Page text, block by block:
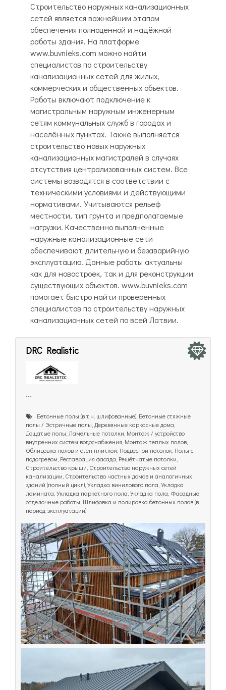
Строительство наружных канализационных
сетей является важнейшим этапом
обеспечения полноценной и надёжной
работы здания. На платформе
www.buvnieks.com можно найти
специалистов по строительству
канализационных сетей для жилых,
коммерческих и общественных объектов.
Работы включают подключение к
магистральным наружным инженерным
сетям коммунальных служб в городах и
населённых пунктах. Также выполняется
строительство новых наружных
канализационных магистралей в случаях
отсутствия централизованных систем. Все
системы возводятся в соответствии с
техническими условиями и действующими
нормативами. Учитываются рельеф
местности, тип грунта и предполагаемые
нагрузки. Качественно выполненные
наружные канализационные сети
обеспечивают длительную и безаварийную
эксплуатацию. Данные работы актуальны
как для новостроек, так и для реконструкции
существующих объектов. www.buvnieks.com
помогает быстро найти проверенных
специалистов по строительству наружных
канализационных сетей по всей Латвии.
DRC Realistic
...
Бетонные полы (в т.ч. шлифованные), Бетонные стяжные
полы / Эстричные полы, Деревянные каркасные дома,
Дощатые полы, Ламельные потолки, Монтаж / устройство
внутренних систем водоснабжения, Монтаж теплых полов,
Облицовка полов и стен плиткой, Подвесной потолок, Полы с
подогревом, Реставрация фасада, Решётчатые потолки,
Строительство крыши, Строительство наружных сетей
канализации, Строительство частных домов и аналогичных
зданий (полный цикл), Укладка винилового пола, Укладка
ламината, Укладка паркетного пола, Укладка пола, Фасадные
отделочные работы, Шлифовка и полировка бетонных полов (в
период эксплуатации)